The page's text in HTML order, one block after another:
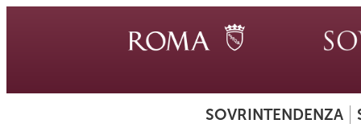
SOVRINTENDENZA